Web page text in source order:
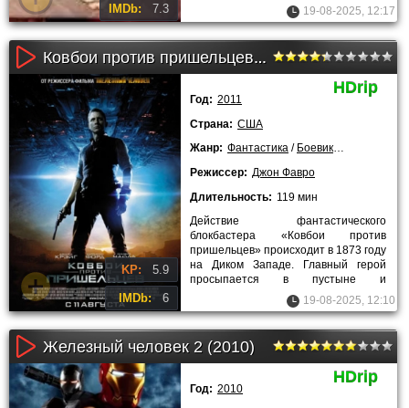
IMDb: 7.3 поваром в ресторане 19-08-2025, 12:17
Ковбои против пришельцев (2011)
KP: 5.9
IMDb: 6
HDrip
Год: 2011
Страна: США
Жанр: Фантастика / Боевики /
Режиссер: Джон Фавро
Длительность: 119 мин
Действие фантастического
блокбастера «Ковбои против
пришельцев» происходит в 1873 году
на Диком Западе. Главный герой
просыпается в пустыне и
обнаруживает на своей руке браслет
из металла и
19-08-2025, 12:10
Железный человек 2 (2010)
HDrip
Год: 2010